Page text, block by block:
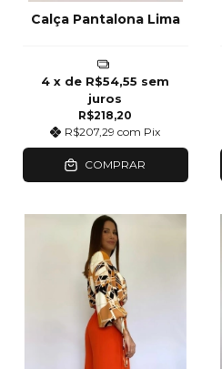
Calça Pantalona Lima
R$218,20
R$207,29com Pix
4 x de R$54,55 sem
juros
COMPRAR